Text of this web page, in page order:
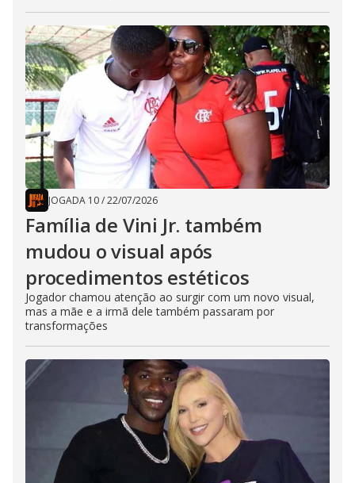
JOGADA 10/22/07/2026
Família de Vini Jr. também
mudou o visual após
procedimentos estéticos
Jogador chamou atenção ao surgir com um novo visual,
mas a mãe e a irmã dele também passaram por
transformações